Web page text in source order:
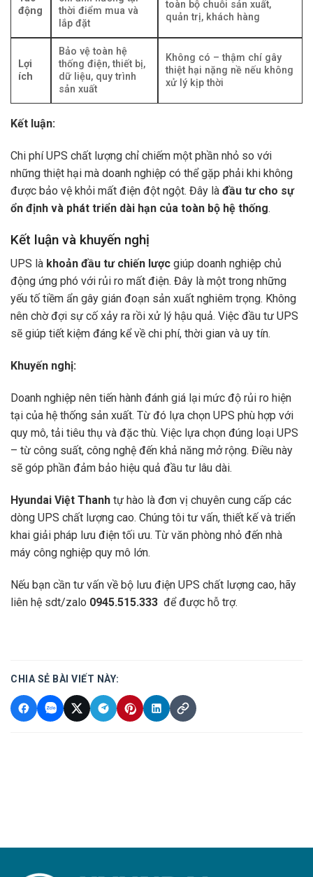
động
thời điểm mua và
lắp đặt
toàn bộ chuỗi sản xuất,
quản trị, khách hàng
Lợi
ích
Bảo vệ toàn hệ
thống điện, thiết bị,
dữ liệu, quy trình
sản xuất
Không có – thậm chí gây
thiệt hại nặng nề nếu không
xử lý kịp thời
Kết luận:
Chi phí UPS chất lượng chỉ chiếm một phần nhỏ so với
những thiệt hại mà doanh nghiệp có thể gặp phải khi không
được bảo vệ khỏi mất điện đột ngột. Đây là đầu tư cho sự
ổn định và phát triển dài hạn của toàn bộ hệ thống.
Kết luận và khuyến nghị
UPS là khoản đầu tư chiến lược giúp doanh nghiệp chủ
động ứng phó với rủi ro mất điện. Đây là một trong những
yếu tố tiềm ẩn gây gián đoạn sản xuất nghiêm trọng. Không
nên chờ đợi sự cố xảy ra rồi xử lý hậu quả. Việc đầu tư UPS
sẽ giúp tiết kiệm đáng kể về chi phí, thời gian và uy tín.
Khuyến nghị:
Doanh nghiệp nên tiến hành đánh giá lại mức độ rủi ro hiện
tại của hệ thống sản xuất. Từ đó lựa chọn UPS phù hợp với
quy mô, tải tiêu thụ và đặc thù. Việc lựa chọn đúng loại UPS
– từ công suất, công nghệ đến khả năng mở rộng. Điều này
sẽ góp phần đảm bảo hiệu quả đầu tư lâu dài.
Hyundai Việt Thanh tự hào là đơn vị chuyên cung cấp các
dòng UPS chất lượng cao. Chúng tôi tư vấn, thiết kế và triển
khai giải pháp lưu điện tối ưu. Từ văn phòng nhỏ đến nhà
máy công nghiệp quy mô lớn.
Nếu bạn cần tư vấn về bộ lưu điện UPS chất lượng cao, hãy
liên hệ sdt/zalo 0945.515.333 để được hỗ trợ.
CHIA SẺ BÀI VIẾT NÀY: